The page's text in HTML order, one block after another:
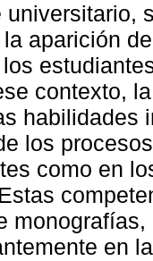
universitario,
aparición
contexto,
habilidades
los
como en
en